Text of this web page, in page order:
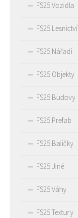
FS25 Vozidla
FS25 Lesnictví
FS25 Nářadí
FS25 Objekty
FS25 Budovy
FS25 Prefab
FS25 Balíčky
FS25 Jiné
FS25 Váhy
FS25 Textury